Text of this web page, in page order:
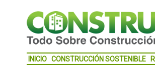
INICIO CONSTRUCCIÓN SOSTENIBLE